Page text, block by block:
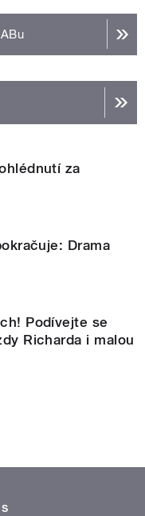
za
Drama
Podívejte se
Richarda i malou